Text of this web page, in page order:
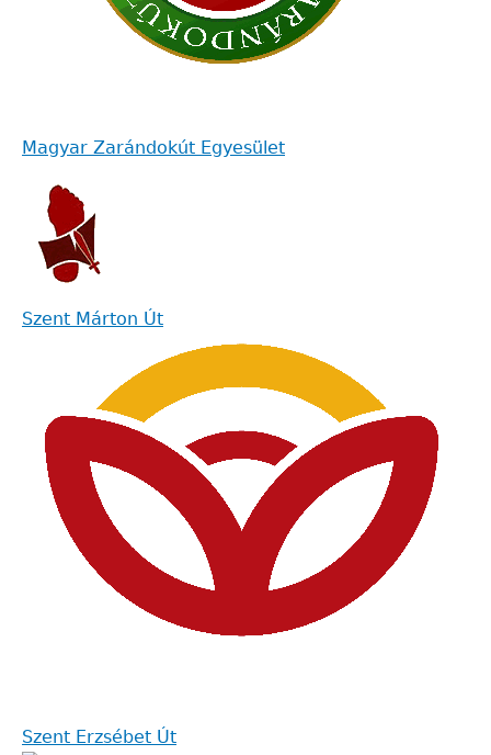
Magyar Zarándokút Egyesület
Szent Márton Út
Szent Erzsébet Út